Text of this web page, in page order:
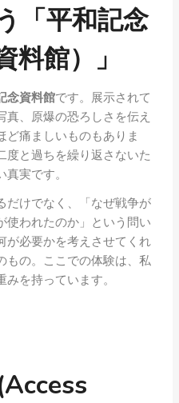
「平和記念
料館）」
念資料館です。展示されて
、原爆の恐ろしさを伝え
ど痛ましいものもありま
度と過ちを繰り返さないた
実です。
だけでなく、「なぜ戦争が
使われたのか」という問い
が必要かを考えさせてくれ
もの。ここでの体験は、私
を持っています。